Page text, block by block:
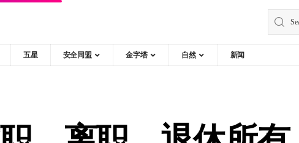
五星 安全同盟 金字塔 自然 新闻